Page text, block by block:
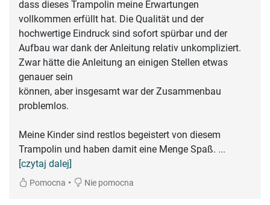
dass dieses Trampolin meine Erwartungen
vollkommen erfüllt hat. Die Qualität und der
hochwertige Eindruck sind sofort spürbar und der
Aufbau war dank der Anleitung relativ unkompliziert.
Zwar hätte die Anleitung an einigen Stellen etwas
genauer sein
können, aber insgesamt war der Zusammenbau
problemlos.
Meine Kinder sind restlos begeistert von diesem
Trampolin und haben damit eine Menge Spaß. ...
[czytaj dalej]
Pomocna • Nie pomocna